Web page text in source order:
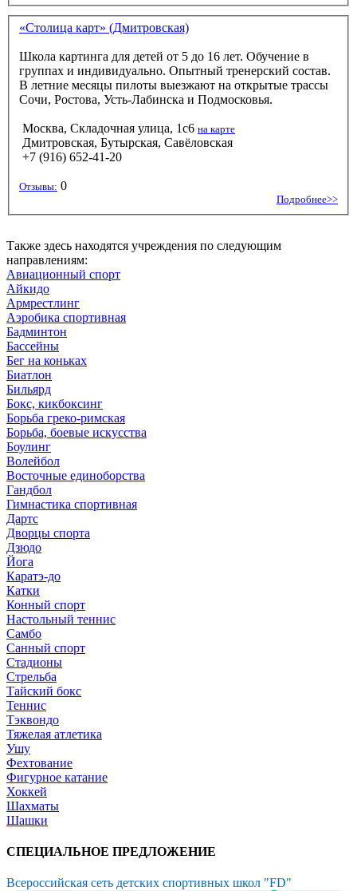
«Столица карт» (Дмитровская)
Школа картинга для детей от 5 до 16 лет. Обучение в
группах и индивидуально. Опытный тренерский состав.
В летние месяцы пилоты выезжают на открытые трассы
Сочи, Ростова, Усть-Лабинска и Подмосковья.
Москва, Складочная улица, 1с6 на карте
Дмитровская, Бутырская, Савёловская
+7 (916) 652-41-20
Отзывы: 0
Подробнее>>
Также здесь находятся учреждения по следующим
направлениям:
Авиационный спорт
Айкидо
Армрестлинг
Аэробика спортивная
Бадминтон
Бассейны
Бег на коньках
Биатлон
Бильярд
Бокс, кикбоксинг
Борьба греко-римская
Борьба, боевые искусства
Боулинг
Волейбол
Восточные единоборства
Гандбол
Гимнастика спортивная
Дартс
Дворцы спорта
Дзюдо
Йога
Каратэ-до
Катки
Конный спорт
Настольный теннис
Самбо
Санный спорт
Стадионы
Стрельба
Тайский бокс
Теннис
Тэквондо
Тяжелая атлетика
Ушу
Фехтование
Фигурное катание
Хоккей
Шахматы
Шашки
СПЕЦИАЛЬНОЕ ПРЕДЛОЖЕНИЕ
Всероссийская сеть детских спортивных школ "FD"